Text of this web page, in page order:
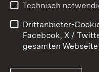
Barrierefreiheit
Impressum
Technisch
Drittanbieter-
Facebook, X /
gesamten